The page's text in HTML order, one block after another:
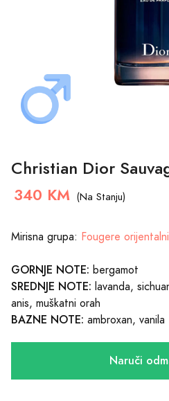
Christian Dior
340 KM (Na Stanju)
Mirisna grupa: Fougere orijentalni
GORNJE NOTE: bergamot
SREDNJE NOTE: lavanda,
anis, muškatni orah
BAZNE NOTE: ambroxan, vanila
Naruči